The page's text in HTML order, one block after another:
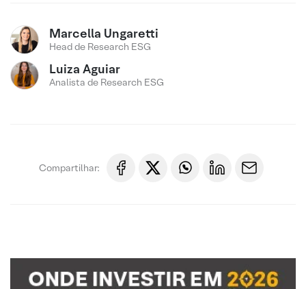
Marcella Ungaretti
Head de Research ESG
Luiza Aguiar
Analista de Research ESG
Compartilhar: